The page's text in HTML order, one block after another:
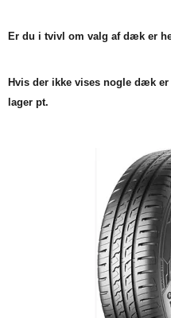
Er du i tvivl om valg af dæk er
Hvis der ikke vises nogle dæk
lager pt.